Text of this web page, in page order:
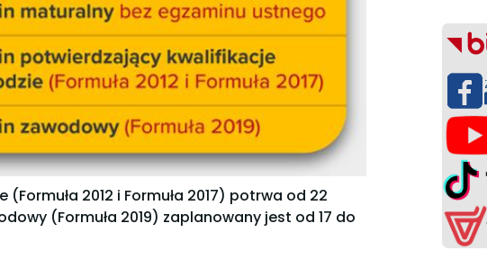
2012 i Formuła 2017) potrwa od 22
(Formuła 2019) zaplanowany jest od 17 do